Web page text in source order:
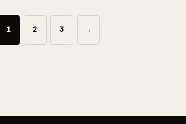
1 2 3 →